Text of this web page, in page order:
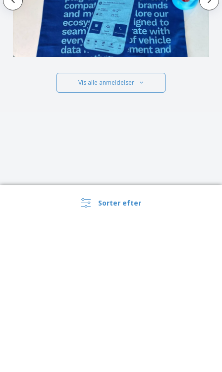
Sorter efter
Vis alle anmeldelser